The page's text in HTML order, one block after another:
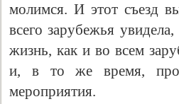
молимся. И этот съезд
всего зарубежья
жизнь, как и во всем
и, в то же время,
мероприятия.